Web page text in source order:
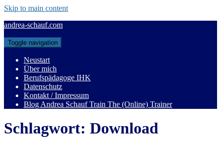
Skip to main content
andrea-schauf.com
Toggle navigation
Neustart
Über mich
Berufspädagoge IHK
Datenschutz
Kontakt / Impressum
Blog Andrea Schauf Train The (Online) Trainer
Schlagwort: Download